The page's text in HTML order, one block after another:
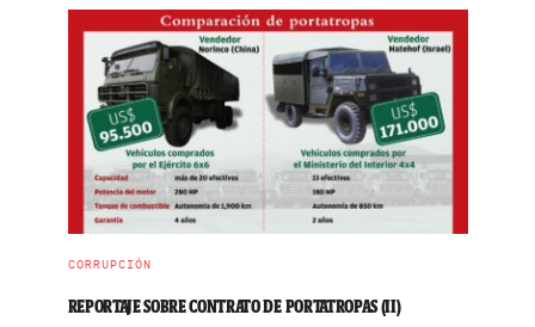
CORRUPCIÓN
REPORTAJE SOBRE CONTRATO DE PORTATROPAS (II)